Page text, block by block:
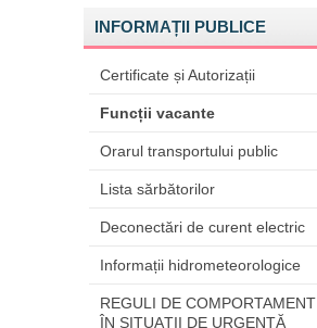
INFORMAȚII PUBLICE
Certificate și Autorizații
Funcții vacante
Orarul transportului public
Lista sărbătorilor
Deconectări de curent electric
Informații hidrometeorologice
REGULI DE COMPORTAMENT
ÎN SITUAŢII DE URGENŢĂ